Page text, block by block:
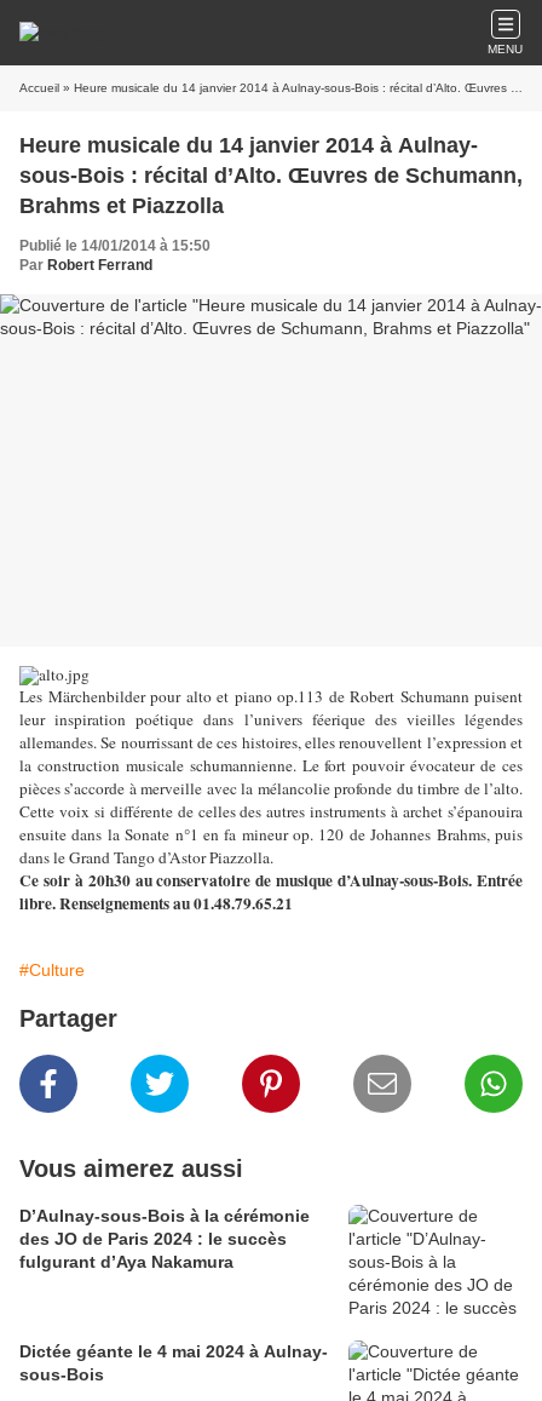
MENU
Accueil » Heure musicale du 14 janvier 2014 à Aulnay-sous-Bois : récital d’Alto. Œuvres de Schumann, Brahms et Piazzolla
Heure musicale du 14 janvier 2014 à Aulnay-
sous-Bois : récital d’Alto. Œuvres de Schumann,
Brahms et Piazzolla
Publié le 14/01/2014 à 15:50
Par Robert Ferrand
Les Märchenbilder pour alto et piano op.113 de Robert Schumann puisent
leur inspiration poétique dans l’univers féerique des vieilles légendes
allemandes. Se nourrissant de ces histoires, elles renouvellent l’expression et
la construction musicale schumannienne. Le fort pouvoir évocateur de ces
pièces s’accorde à merveille avec la mélancolie profonde du timbre de l’alto.
Cette voix si différente de celles des autres instruments à archet s’épanouira
ensuite dans la Sonate n°1 en fa mineur op. 120 de Johannes Brahms, puis
dans le Grand Tango d’Astor Piazzolla.
Ce soir à 20h30 au conservatoire de musique d’Aulnay-sous-Bois. Entrée
libre. Renseignements au 01.48.79.65.21
#Culture
Partager
Vous aimerez aussi
D’Aulnay-sous-Bois à la cérémonie
des JO de Paris 2024 : le succès
fulgurant d’Aya Nakamura
Dictée géante le 4 mai 2024 à Aulnay-
sous-Bois